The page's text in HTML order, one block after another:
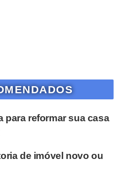
para reformar sua casa
de imóvel novo ou